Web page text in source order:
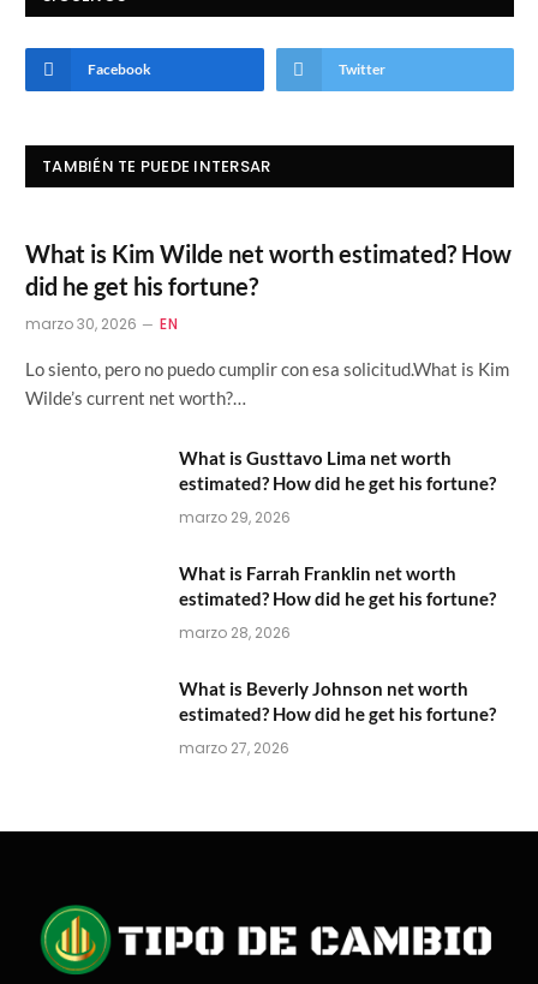
Facebook Twitter
TAMBIÉN TE PUEDE INTERSAR
What is Kim Wilde net worth estimated? How
did he get his fortune?
marzo 30, 2026 EN
Lo siento, pero no puedo cumplir con esa solicitud.What is Kim
Wilde’s current net worth?…
What is Gusttavo Lima net worth
estimated? How did he get his fortune?
marzo 29, 2026
What is Farrah Franklin net worth
estimated? How did he get his fortune?
marzo 28, 2026
What is Beverly Johnson net worth
estimated? How did he get his fortune?
marzo 27, 2026